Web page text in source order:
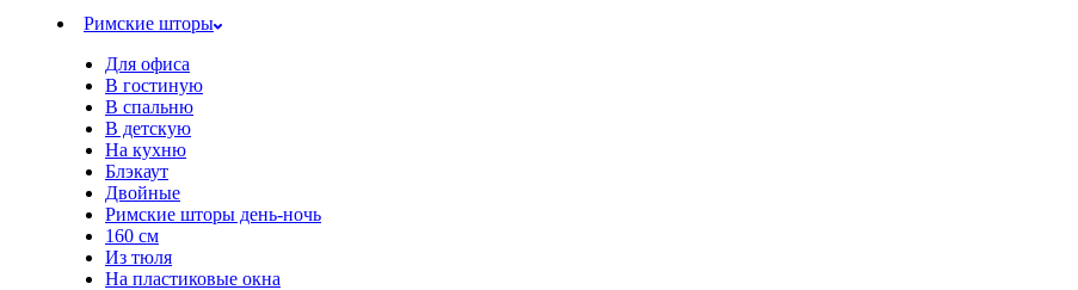
Римские шторы
Для офиса
В гостиную
В спальню
В детскую
На кухню
Блэкаут
Двойные
Римские шторы день-ночь
160 см
Из тюля
На пластиковые окна